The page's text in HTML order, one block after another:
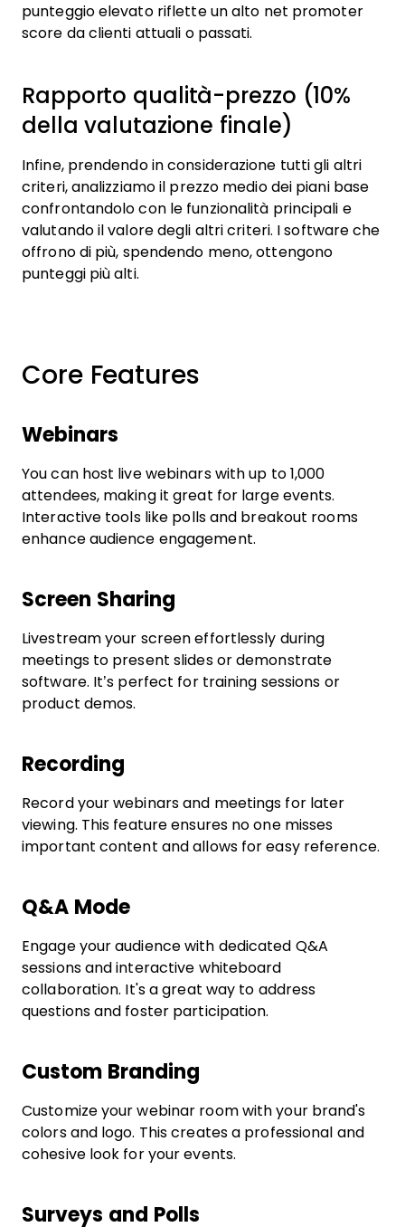
punteggio elevato riflette un alto net promoter
score da clienti attuali o passati.
Rapporto qualità-prezzo (10%
della valutazione finale)
Infine, prendendo in considerazione tutti gli altri
criteri, analizziamo il prezzo medio dei piani base
confrontandolo con le funzionalità principali e
valutando il valore degli altri criteri. I software che
offrono di più, spendendo meno, ottengono
punteggi più alti.
Core Features
Webinars
You can host live webinars with up to 1,000
attendees, making it great for large events.
Interactive tools like polls and breakout rooms
enhance audience engagement.
Screen Sharing
Livestream your screen effortlessly during
meetings to present slides or demonstrate
software. It’s perfect for training sessions or
product demos.
Recording
Record your webinars and meetings for later
viewing. This feature ensures no one misses
important content and allows for easy reference.
Q&A Mode
Engage your audience with dedicated Q&A
sessions and interactive whiteboard
collaboration. It's a great way to address
questions and foster participation.
Custom Branding
Customize your webinar room with your brand's
colors and logo. This creates a professional and
cohesive look for your events.
Surveys and Polls